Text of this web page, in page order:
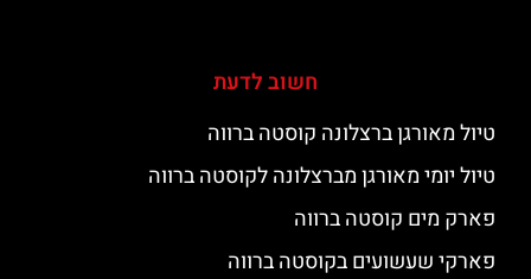
חשוב לדעת
טיול מאורגן ברצלונה קוסטה ברווה
טיול יומי מאורגן מברצלונה לקוסטה ברווה
פארק מים קוסטה ברווה
פארקי שעשועים בקוסטה ברווה